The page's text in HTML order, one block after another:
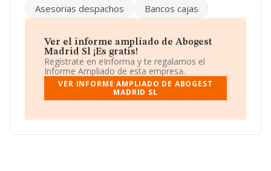
está situada en Avenida Albufera núm. 67 1 C, (28038),
Madrid, Madrid.
Con los datos a disposición de INFORMA sobre 127
empresas pertenecientes al sector, a nivel nacional la
facturación asciende a 63 millones de euros y se calcula
un promedio de facturación de 497 mil euros entre
todas las compañías. En relación con la información de
la provincia de Madrid, en la base de datos de INFORMA
aparecen 33 empresas, con ventas en el año 2023 de
de interés en el ámbito sectorial, la media de
Asesorias despachos
Bancos cajas
Ver el informe ampliado de Abogest
Madrid Sl ¡Es gratis!
Regístrate en eInforma y te regalamos el
Informe Ampliado de esta empresa.
VER INFORME AMPLIADO DE ABOGEST
MADRID SL